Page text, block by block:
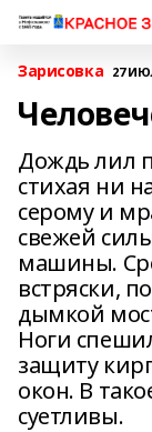
Зарисовка 27
Дождь лил
стихая ни
серому и
свежей
машины.
встряски,
дымкой
Ноги
защиту
окон. В
суетливы.